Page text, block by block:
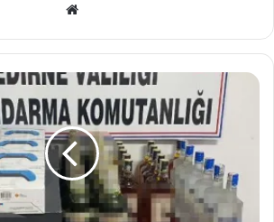
site
si